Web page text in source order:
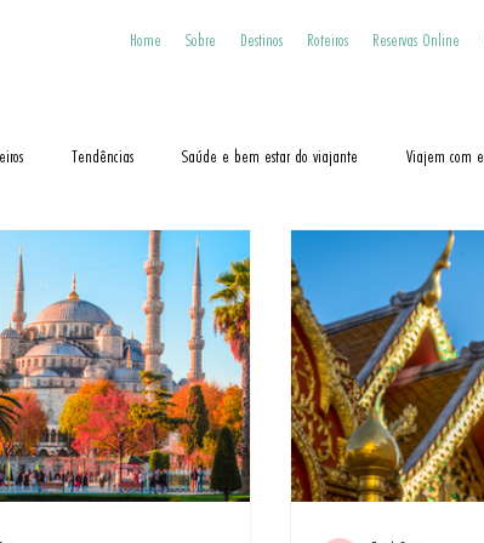
Home Sobre Destinos Roteiros Reservas Online
Tendências Saúde e bem estar do viajante Viajem com
Guias de Viagem